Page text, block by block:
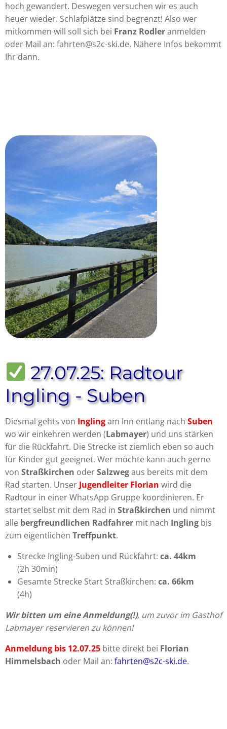
hoch gewandert. Deswegen versuchen wir es auch
heuer wieder. Schlafplätze sind begrenzt! Also wer
mitkommen will soll sich bei Franz Rodleranmelden
oder Mail an: fahrten@s2c-ski.de. Nähere Infos bekommt
Ihr dann.
27.07.25: Radtour
Ingling - Suben
Diesmal gehts von Inglingam Inn entlang nach Suben
wo wir einkehren werden (Labmayer) und uns stärken
für die Rückfahrt. Die Strecke ist ziemlich eben so auch
für Kinder gut geeignet. Wer möchte kann auch gerne
von Straßkirchen oderSalzwegaus bereits mit dem
Rad starten. Unser Jugendleiter Florian wird die
Radtour in einer WhatsApp Gruppe koordinieren. Er
startet selbst mit dem Rad in Straßkirchen und nimmt
alle bergfreundlichen Radfahrer mit nach Ingling bis
zum eigentlichen Treffpunkt.
Strecke Ingling-Suben und Rückfahrt: ca. 44km
(2h 30min)
Gesamte Strecke Start Straßkirchen: ca. 66km
(4h)
Wir bitten um eine Anmeldung(!), um zuvor im Gasthof
Labmayer reservieren zu können!
Anmeldung bis 12.07.25 bitte direkt bei Florian
Himmelsbach oder Mail an: fahrten@s2c-ski.de.